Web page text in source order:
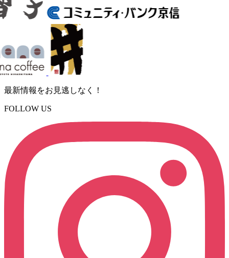
最新情報をお見逃しなく！
FOLLOW US